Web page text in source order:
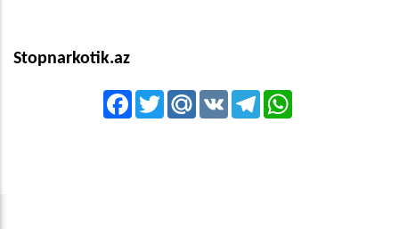
Stopnarkotik.az
FacebookTwitterMail.RuVK Telegram